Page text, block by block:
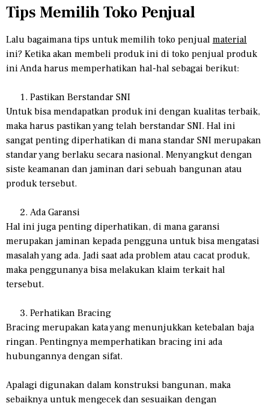
Tips Memilih Toko Penjual
Lalu bagaimana tips untuk memilih toko penjual material
ini? Ketika akan membeli produk ini di toko penjual produk
ini Anda harus memperhatikan hal-hal sebagai berikut:
Pastikan Berstandar SNI
Untuk bisa mendapatkan produk ini dengan kualitas terbaik,
maka harus pastikan yang telah berstandar SNI. Hal ini
sangat penting diperhatikan di mana standar SNI merupakan
standar yang berlaku secara nasional. Menyangkut dengan
siste keamanan dan jaminan dari sebuah bangunan atau
produk tersebut.
Ada Garansi
Hal ini juga penting diperhatikan, di mana garansi
merupakan jaminan kepada pengguna untuk bisa mengatasi
masalah yang ada. Jadi saat ada problem atau cacat produk,
maka penggunanya bisa melakukan klaim terkait hal
tersebut.
Perhatikan Bracing
Bracing merupakan kata yang menunjukkan ketebalan baja
ringan. Pentingnya memperhatikan bracing ini ada
hubungannya dengan sifat.
Apalagi digunakan dalam konstruksi bangunan, maka
sebaiknya untuk mengecek dan sesuaikan dengan